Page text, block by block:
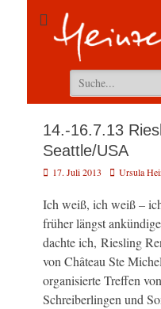
Suchen
nach:
14.-16.7.13
Seattle/USA
Veröffentlicht
17. Juli 2013 AutorUrsula
Ich weiß, ich weiß –
früher längst
dachte ich, Riesling
von Château Ste
organisierte Treffen
Schreiberlingen und